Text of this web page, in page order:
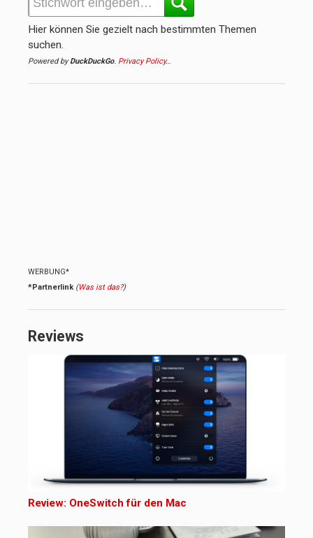
Hier können Sie gezielt nach bestimmten Themen
suchen.
Powered byDuckDuckGo. Privacy Policy…
WERBUNG*
*Partnerlink (Was ist das?)
Reviews
Review: OneSwitch für den Mac